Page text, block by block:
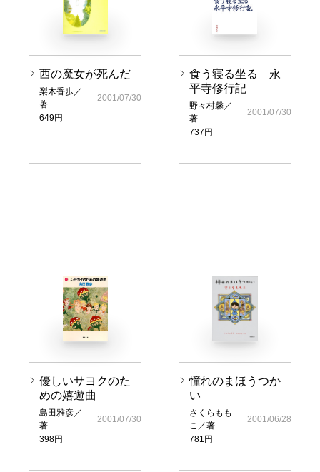
西の魔女が死んだ
梨木香歩／
著
649円
2001/07/30
食う寝る坐る 永
平寺修行記
野々村馨／
著
737円
2001/07/30
優しいサヨクのた
めの嬉遊曲
島田雅彦／
著
398円
2001/07/30
憧れのまほうつか
い
さくらもも
こ／著
781円
2001/06/28